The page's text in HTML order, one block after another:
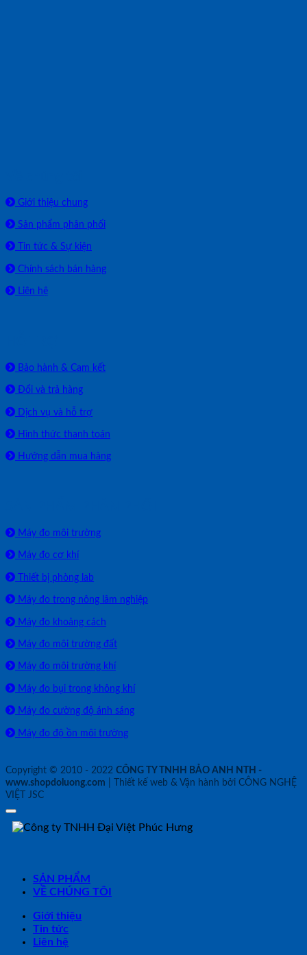
Giới thiệu chung
Sản phẩm phân phối
Tin tức & Sự kiện
Chính sách bán hàng
Liên hệ
Bảo hành & Cam kết
Đổi và trả hàng
Dịch vụ và hỗ trợ
Hình thức thanh toán
Hướng dẫn mua hàng
Máy đo môi trường
Máy đo cơ khí
Thiết bị phòng lab
Máy đo trong nông lâm nghiệp
Máy đo khoảng cách
Máy đo môi trường đất
Máy đo môi trường khí
Máy đo bụi trong không khí
Máy đo cường độ ánh sáng
Máy đo độ ồn môi trường
Copyright © 2010 - 2022 CÔNG TY TNHH BẢO ANH NTH -
www.shopdoluong.com | Thiết kế web & Vận hành bởi CÔNG NGHỆ
VIỆT JSC
SẢN PHẨM
VỀ CHÚNG TÔI
Giới thiệu
Tin tức
Liên hệ